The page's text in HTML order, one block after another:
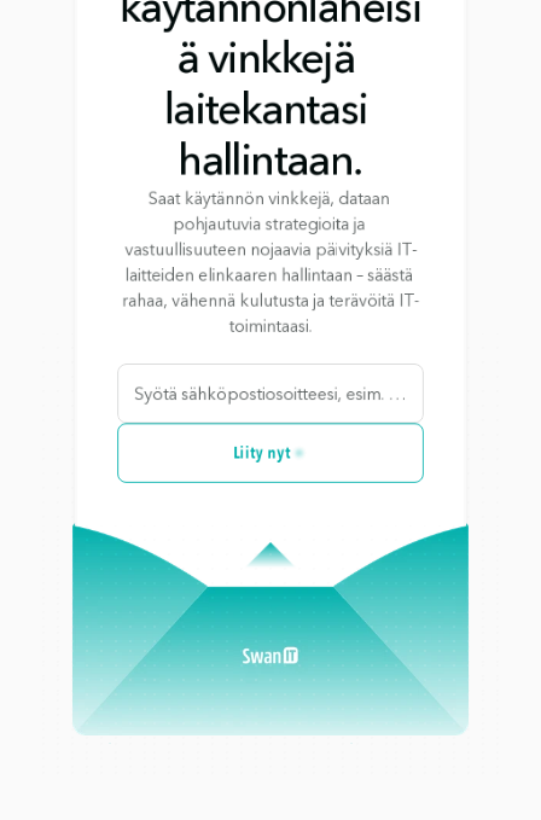
ä vinkkejä
laitekantasi
hallintaan.
Saat käytännön vinkkejä, dataan
pohjautuvia strategioita ja
vastuullisuuteen nojaavia päivityksiä IT-
laitteiden elinkaaren hallintaan – säästä
rahaa, vähennä kulutusta ja terävöitä IT-
toimintaasi.
Liity nyt